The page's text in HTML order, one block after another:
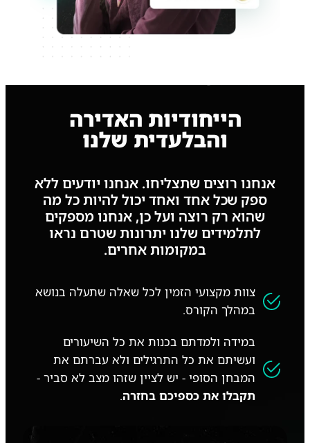
הייחודיות האדירה
והבלעדית שלנו
אנחנו רוצים שתצליחו. אנחנו יודעים ללא
ספק שכל אחד ואחד יכול להיות כל מה
שהוא רק רוצה ועל כן, אנחנו מספקים
לתלמידים שלנו יתרונות שטרם נראו
במקומות אחרים.
צוות מקצועי הזמין לכל שאלה שתעלה בנושא
במהלך הקורס.
במידה ולמדתם בכנות את כל השיעורים
ועשיתם את כל התרגילים ולא עברתם את
המבחן הסופי - יש לציין שזהו מצב לא סביר -
תקבלו את כספיכם בחזרה.